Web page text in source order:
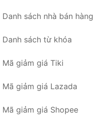
Danh sách nhà bán hàng
Danh sách từ khóa
Mã giảm giá Tiki
Mã giảm giá Lazada
Mã giảm giá Shopee